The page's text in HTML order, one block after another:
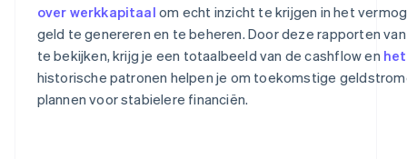
over werkkapitaal om echt inzicht te krijgen in het
geld te genereren en te beheren. Door deze rapporten
te bekijken, krijg je een totaalbeeld van de cashflow en
historische patronen helpen je om toekomstige
plannen voor stabielere financiën.